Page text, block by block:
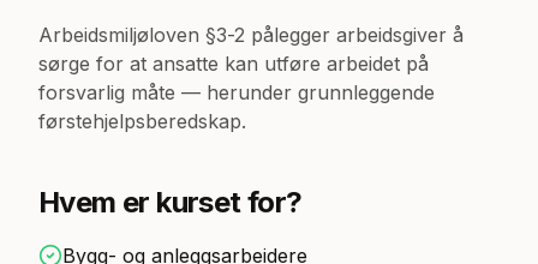
Arbeidsmiljøloven §3-2 pålegger arbeidsgiver å
sørge for at ansatte kan utføre arbeidet på
forsvarlig måte — herunder grunnleggende
førstehjelpsberedskap.
Hvem er kurset for?
Bygg- og anleggsarbeidere